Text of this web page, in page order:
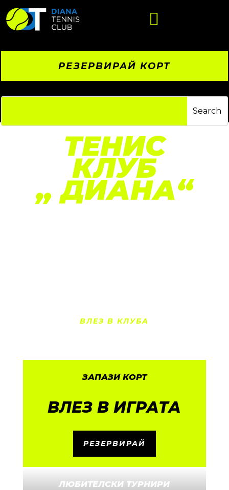

РЕЗЕРВИРАЙ КОРТ
ТЕНИС
КЛУБ
„ДИАНА“
ВЛЕЗ В КЛУБА
ЗАПАЗИ КОРТ
ВЛЕЗ В ИГРАТА
РЕЗЕРВИРАЙ
ЛЮБИТЕЛСКИ ТУРНИРИ